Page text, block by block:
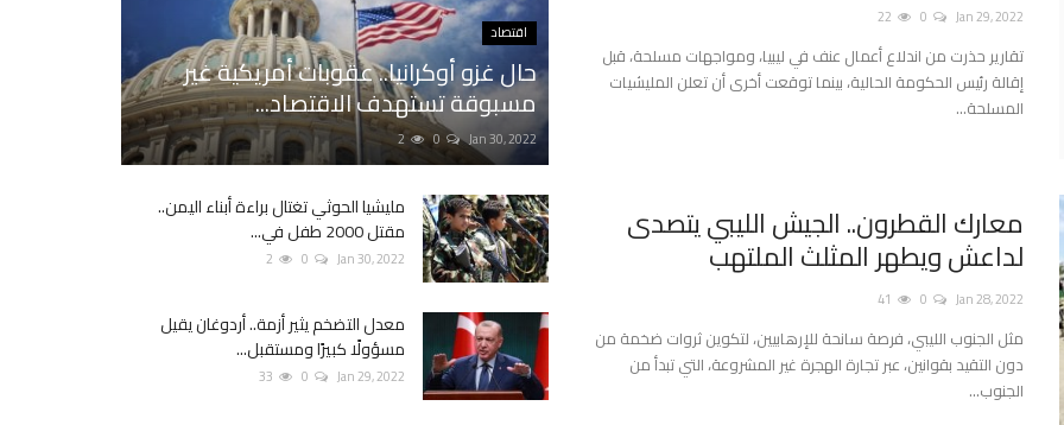
Jan 29, 2022
0
22
تقارير حذرت من اندلاع أعمال عنف في ليبيا، ومواجهات مسلحة، قبل
إقالة رئيس الحكومة الحالية، بينما توقعت أخرى أن تعلن المليشيات
المسلحة...
معارك القطرون.. الجيش الليبي يتصدى
لداعش ويطهر المثلث الملتهب
Jan 28, 2022
0
41
مثل الجنوب الليبي، فرصة سانحة للإرهابيين، لتكوين ثروات ضخمة من
دون التقيد بقوانين، عبر تجارة الهجرة غير المشروعة، التي تبدأ من
الجنوب...
اقتصاد
حال غزو أوكرانيا.. عقوبات أمريكية غير
مسبوقة تستهدف الاقتصاد...
Jan 30, 2022
0
2
مليشيا الحوثي تغتال براءة أبناء اليمن..
مقتل 2000 طفل في...
Jan 30, 2022
0
2
معدل التضخم يثير أزمة.. أردوغان يقيل
مسؤولًا كبيرًا ومستقبل...
Jan 29, 2022
0
33